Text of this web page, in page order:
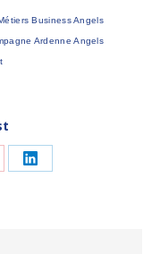
Business Angels
Ardenne Angels
Share